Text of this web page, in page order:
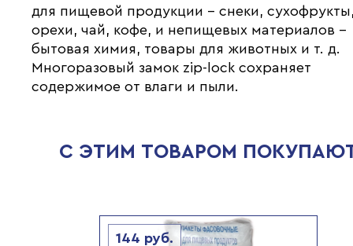
для пищевой продукции - снеки,
орехи, чай, кофе, и непищевых материалов -
бытовая химия, товары для животных и т. д.
Многоразовый замок zip-lock сохраняет
содержимое от влаги и пыли.
С ЭТИМ ТОВАРОМ
144 руб.